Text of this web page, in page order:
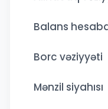
Balans
Borc vəziyyəti
Mənzil siyahısı